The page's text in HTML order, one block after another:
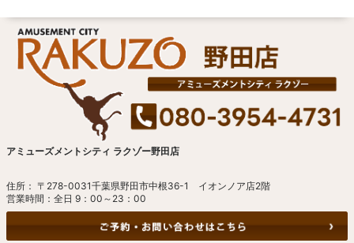
アミューズメントシティ ラクゾー野田店
住所： 〒278-0031千葉県野田市中根36-1 イオンノア店2階
営業時間：全日 9：00～23：00